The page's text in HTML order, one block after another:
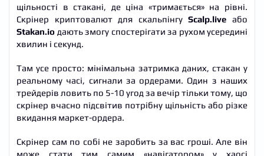
щільності в стакані, де ціна «тримається» на рівні.
Скрінер криптовалют для скальпінгуScalp.live або
Stakan.io дають змогу спостерігати за рухом усередині
хвилин і секунд.
Там усе просто: мінімальна затримка даних, стакан у
реальному часі, сигнали за ордерами. Один з наших
трейдерів ловить по 5-10 угод за вечір тільки тому, що
скрінер вчасно підсвітив потрібну щільність або різке
вкидання маркет-ордера.
Скрінер сам по собі не заробить за вас гроші. Але він
може стати тим самим «навігатором» у хаосі